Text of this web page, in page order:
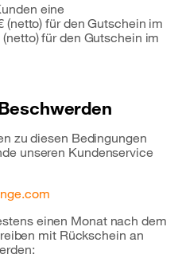
eine
(netto) für den Gutschein im
für den Gutschein im
zu diesen Bedingungen
unseren Kundenservice
einen Monat nach dem
mit Rückschein an